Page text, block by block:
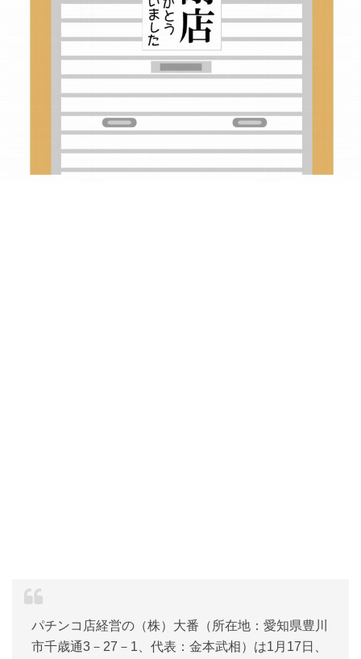
パチンコ店経営の（株）大番（所在地：愛知県豊川
市千歳通3－27－1、代表：金本武相）は1月17日、